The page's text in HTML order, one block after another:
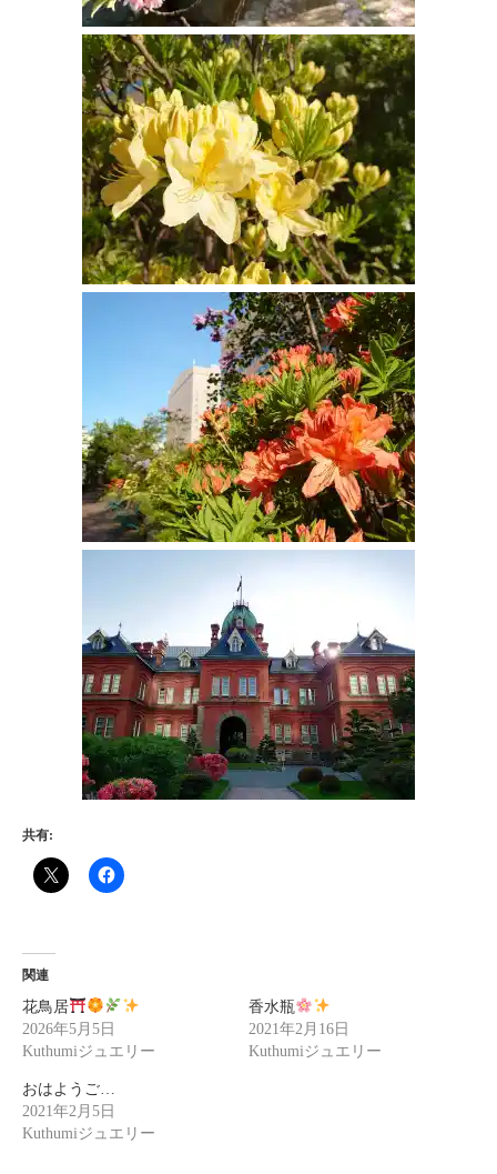
共有:
関連
花鳥居
2026年5月5日
Kuthumiジュエリー
香水瓶
2021年2月16日
Kuthumiジュエリー
おはようご…
2021年2月5日
Kuthumiジュエリー